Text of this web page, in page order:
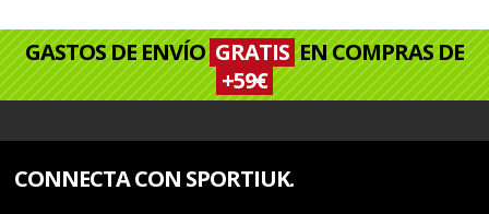
GASTOS DE ENVÍO GRATISEN COMPRAS DE
+59€
CONNECTA CON SPORTIUK.